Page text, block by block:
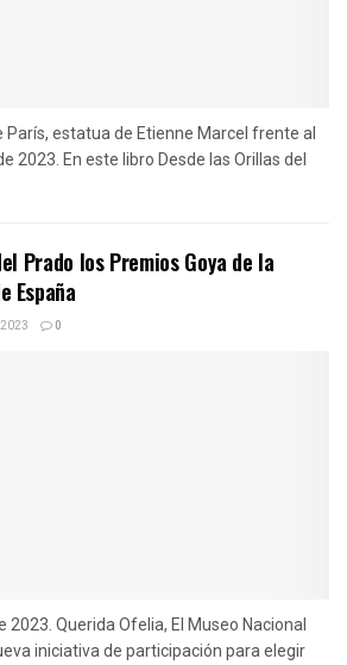
estatua de Etienne Marcel frente al
2023. En este libro Desde las Orillas del
Prado los Premios Goya de la
España
0
2023. Querida Ofelia, El Museo Nacional
iniciativa de participación para elegir